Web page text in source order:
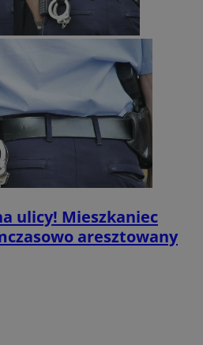
ulicy! Mieszkaniec
aresztowany